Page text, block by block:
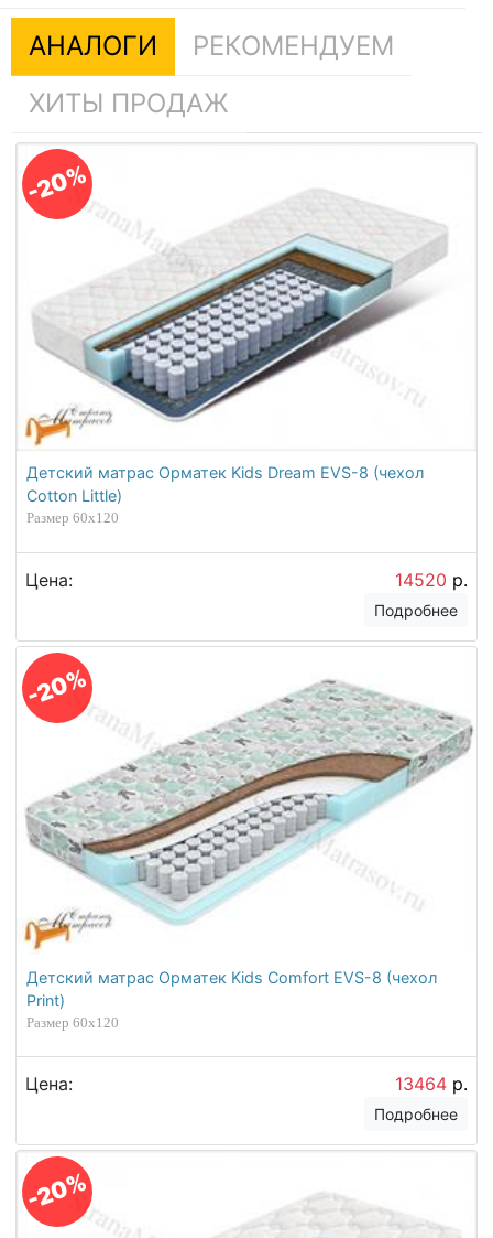
АНАЛОГИ
РЕКОМЕНДУЕМ
ХИТЫ ПРОДАЖ
-20%
Детский матрас Орматек Kids Dream EVS-8 (чехол
Cotton Little)
Размер 60х120
Цена: 14520 р.
Подробнее
-20%
Детский матрас Орматек Kids Comfort EVS-8 (чехол
Print)
Размер 60х120
Цена: 13464 р.
Подробнее
-20%